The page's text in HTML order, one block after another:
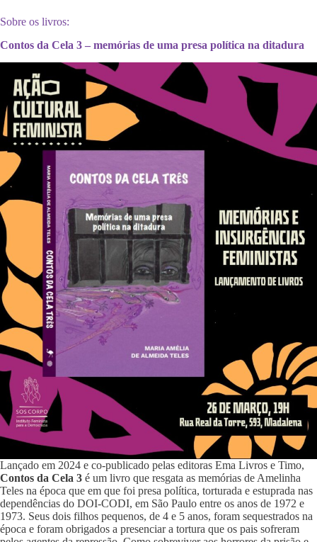
Sobre os livros:
Contos da Cela 3 – memórias de uma presa política na ditadura
Lançado em 2024 e co-publicado pelas editoras Ema Livros e Timo,
Contos da Cela 3 é um livro que resgata as memórias de Amelinha
Teles na época que em que foi presa política, torturada e estuprada nas
dependências do DOI-CODI, em São Paulo entre os anos de 1972 e
1973. Seus dois filhos pequenos, de 4 e 5 anos, foram sequestrados na
época e foram obrigados a presenciar a tortura que os pais sofreram